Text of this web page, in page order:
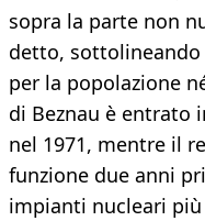
sopra la parte non
detto, sottolineando
per la popolazione
di Beznau è entrato
nel 1971, mentre il
funzione due anni
impianti nucleari